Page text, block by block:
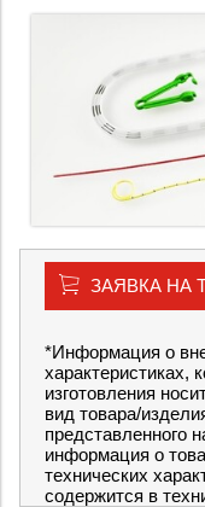
ЗАЯВКА НА
*Информация о
характеристиках,
изготовления
вид товара/
представленного
информация о
технических
содержится в